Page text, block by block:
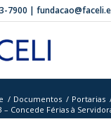
7900 |
/ Documentos / Portarias
– Concede Férias à